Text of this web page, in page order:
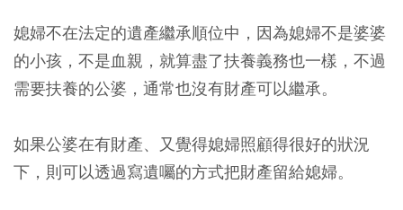
媳婦不在法定的遺產繼承順位中，因為媳婦不是婆婆
的小孩，不是血親，就算盡了扶養義務也一樣，不過
需要扶養的公婆，通常也沒有財產可以繼承。
如果公婆在有財產、又覺得媳婦照顧得很好的狀況
下，則可以透過寫遺囑的方式把財產留給媳婦。